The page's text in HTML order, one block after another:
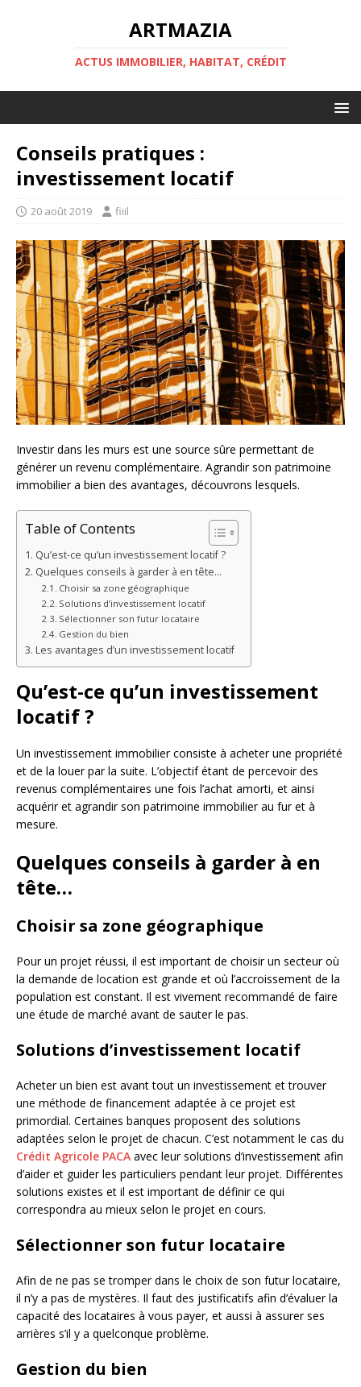
ARTMAZIA
ACTUS IMMOBILIER, HABITAT, CRÉDIT
Conseils pratiques :
investissement locatif
20 août 2019 fiiil
Investir dans les murs est une source sûre permettant de
générer un revenu complémentaire. Agrandir son patrimoine
immobilier a bien des avantages, découvrons lesquels.
Table of Contents
Qu’est-ce qu’un investissement locatif ?
Quelques conseils à garder à en tête…
Choisir sa zone géographique
Solutions d’investissement locatif
Sélectionner son futur locataire
Gestion du bien
Les avantages d’un investissement locatif
Qu’est-ce qu’un investissement
locatif ?
Un investissement immobilier consiste à acheter une propriété
et de la louer par la suite. L’objectif étant de percevoir des
revenus complémentaires une fois l’achat amorti, et ainsi
acquérir et agrandir son patrimoine immobilier au fur et à
mesure.
Quelques conseils à garder à en
tête…
Choisir sa zone géographique
Pour un projet réussi, il est important de choisir un secteur où
la demande de location est grande et où l’accroissement de la
population est constant. Il est vivement recommandé de faire
une étude de marché avant de sauter le pas.
Solutions d’investissement locatif
Acheter un bien est avant tout un investissement et trouver
une méthode de financement adaptée à ce projet est
primordial. Certaines banques proposent des solutions
adaptées selon le projet de chacun. C’est notamment le cas du
Crédit Agricole PACA avec leur solutions d’investissement afin
d’aider et guider les particuliers pendant leur projet. Différentes
solutions existes et il est important de définir ce qui
correspondra au mieux selon le projet en cours.
Sélectionner son futur locataire
Afin de ne pas se tromper dans le choix de son futur locataire,
il n’y a pas de mystères. Il faut des justificatifs afin d’évaluer la
capacité des locataires à vous payer, et aussi à assurer ses
arrières s’il y a quelconque problème.
Gestion du bien